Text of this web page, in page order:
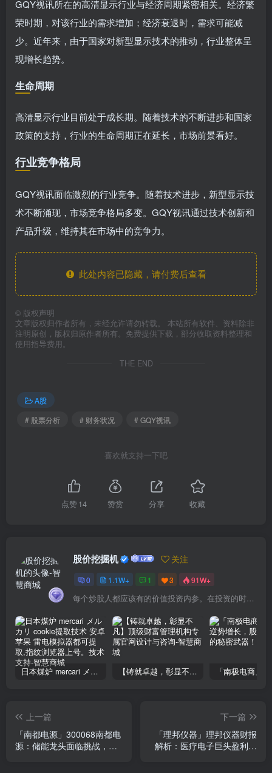
GQY视讯所在的高清显示行业与经济周期紧密相关。经济繁
荣时期，对该行业的需求增加；经济衰退时，需求可能减
少。近年来，由于国家对新型显示技术的推动，行业整体呈
现增长趋势。
生命周期
高清显示行业目前处于成长期。随着技术的不断进步和国家
政策的支持，行业的生命周期正在延长，市场前景看好。
行业竞争格局
GQY视讯面临激烈的行业竞争。随着技术进步，新型显示技
术不断涌现，市场竞争格局多变。GQY视讯通过技术创新和
产品升级，维持其在市场中的竞争力。
此处内容已隐藏，请付费后查看
© 版权声明
文章版权归作者所有，未经允许请勿转载。 本站所有软件、资料除非
注明原创，版权归原作者所有。免费提供下载，部分收取资料整理和
使用指导费用。
THE END
A股
# 股票分析
# 财务状况 # GQY视讯
喜欢就支持一下吧
点赞14 赞赏 分享 收藏
股价挖掘机 关注
0 1.1W+ 1 3 91W+
每个炒股人都应该有的价值投资内参。在投资的时候，我们把自己看成是企业分析师——而不是市场分析师，也不是宏观经济分析师，更不是证券分析师。
日本煤炉 mercari メルカリ cookie提取技术 安卓 苹果 雷电模拟器都可提取,指纹浏览器上号。技术支持 【铸就卓越，彰显不凡】顶级财富管理机构专属官网设计与咨询
上一篇
「南都电源」300068南都电
源：储能龙头面临挑战，盈
下一篇
「理邦仪器」理邦仪器财报
解析：医疗电子巨头盈利稳